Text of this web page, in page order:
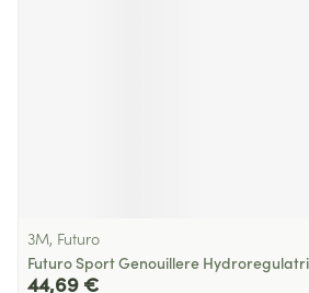
3M, Futuro
Futuro Sport Genouillere
44,69 €